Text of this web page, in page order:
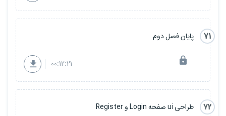
71 پایان فصل دوم
00:12:21
72 طراحی ui صفحه Login و Register